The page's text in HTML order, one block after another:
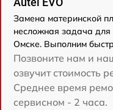
Замена материнской
несложная задача для
Омске. Выполним
Позвоните нам и
озвучит стоимость
Среднее время
сервисном - 2 часа.